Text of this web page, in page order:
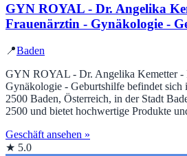
GYN ROYAL - Dr. Angelika
Frauenärztin - Gynäkologie -
📍Baden
GYN ROYAL - Dr. Angelika Kemetter -
Gynäkologie - Geburtshilfe befindet sich
2500 Baden, Österreich, in der Stadt
2500 und bietet hochwertige Produkte
Geschäft ansehen »
★ 5.0